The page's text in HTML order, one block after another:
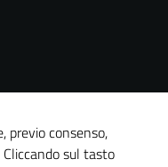
previo consenso,
sul tasto